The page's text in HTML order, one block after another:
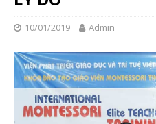
10/01/2019 Admin